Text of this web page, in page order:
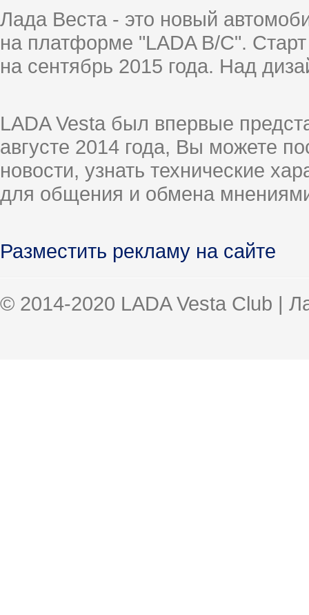
Лада Веста - это новый
на платформе "LADA B/C".
на сентябрь 2015 года. Над
LADA Vesta был впервые
августе 2014 года, Вы можете
новости, узнать технические
для общения и обмена
Разместить рекламу на сайте
© 2014-2020 LADA Vesta Club |